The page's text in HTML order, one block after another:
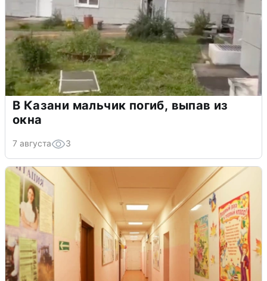
В Казани мальчик погиб, выпав из
окна
7 августа 3